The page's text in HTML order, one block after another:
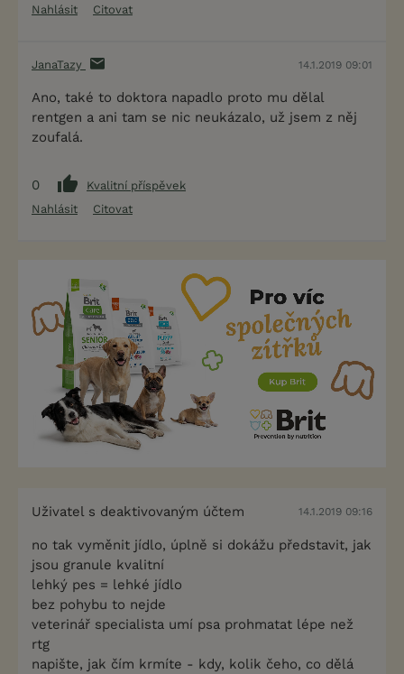
Nahlásit
Citovat
JanaTazy 14.1.2019 09:01
Ano, také to doktora napadlo proto mu dělal
rentgen a ani tam se nic neukázalo, už jsem z něj
zoufalá.
0
Kvalitní příspěvek
Nahlásit
Citovat
Uživatel s deaktivovaným účtem 14.1.2019 09:16
no tak vyměnit jídlo, úplně si dokážu představit, jak
jsou granule kvalitní
lehký pes = lehké jídlo
bez pohybu to nejde
veterinář specialista umí psa prohmatat lépe než
rtg
napište, jak čím krmíte - kdy, kolik čeho, co dělá